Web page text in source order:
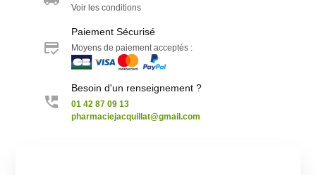
Voir les conditions
Paiement Sécurisé
Moyens de paiement acceptés :
Besoin d'un renseignement ?
01 42 87 09 13
pharmaciejacquillat@gmail.com